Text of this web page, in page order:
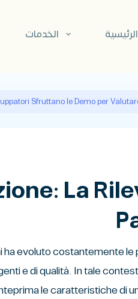
الخدمات
Sfruttano le Demo per
La
ha evoluto costantemente
e di qualità. In tale
le caratteristiche di